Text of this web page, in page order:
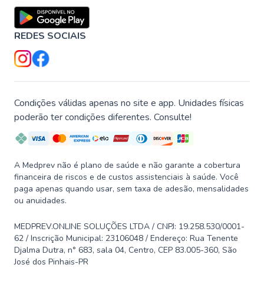
REDES SOCIAIS
Condições válidas apenas no site e app. Unidades físicas
poderão ter condições diferentes. Consulte!
A Medprev não é plano de saúde e não garante a cobertura
financeira de riscos e de custos assistenciais à saúde. Você
paga apenas quando usar, sem taxa de adesão, mensalidades
ou anuidades.
MEDPREV.ONLINE SOLUÇÕES LTDA / CNPJ: 19.258.530/0001-
62 / Inscrição Municipal: 23106048 / Endereço: Rua Tenente
Djalma Dutra, n° 683, sala 04, Centro, CEP 83.005-360, São
José dos Pinhais-PR